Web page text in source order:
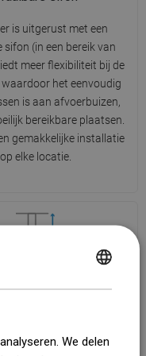
is uitgerust met een
sifon (in een bereik van
meer flexibiliteit bij de
het eenvoudig
is aan afvoerbuizen,
bereikbare plaatsen.
gemakkelijke installatie
op elke locatie.
pootjes
het mogelijk maken om de
We delen